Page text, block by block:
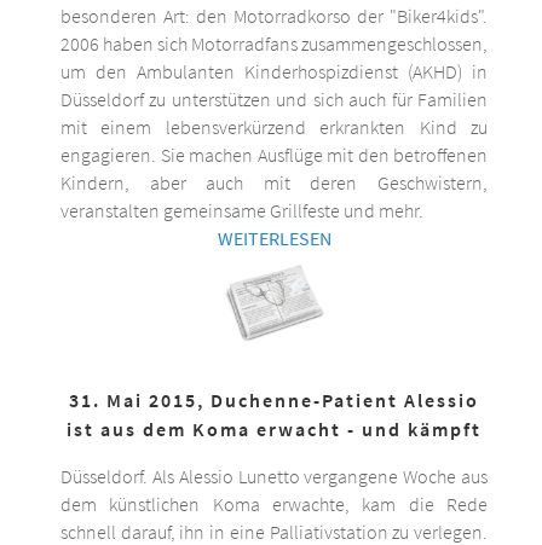
besonderen Art: den Motorradkorso der "Biker4kids".
2006 haben sich Motorradfans zusammengeschlossen,
um den Ambulanten Kinderhospizdienst (AKHD) in
Düsseldorf zu unterstützen und sich auch für Familien
mit einem lebensverkürzend erkrankten Kind zu
engagieren. Sie machen Ausflüge mit den betroffenen
Kindern, aber auch mit deren Geschwistern,
veranstalten gemeinsame Grillfeste und mehr.
WEITERLESEN
31. Mai 2015, Duchenne-Patient Alessio
ist aus dem Koma erwacht - und kämpft
Düsseldorf. Als Alessio Lunetto vergangene Woche aus
dem künstlichen Koma erwachte, kam die Rede
schnell darauf, ihn in eine Palliativstation zu verlegen.